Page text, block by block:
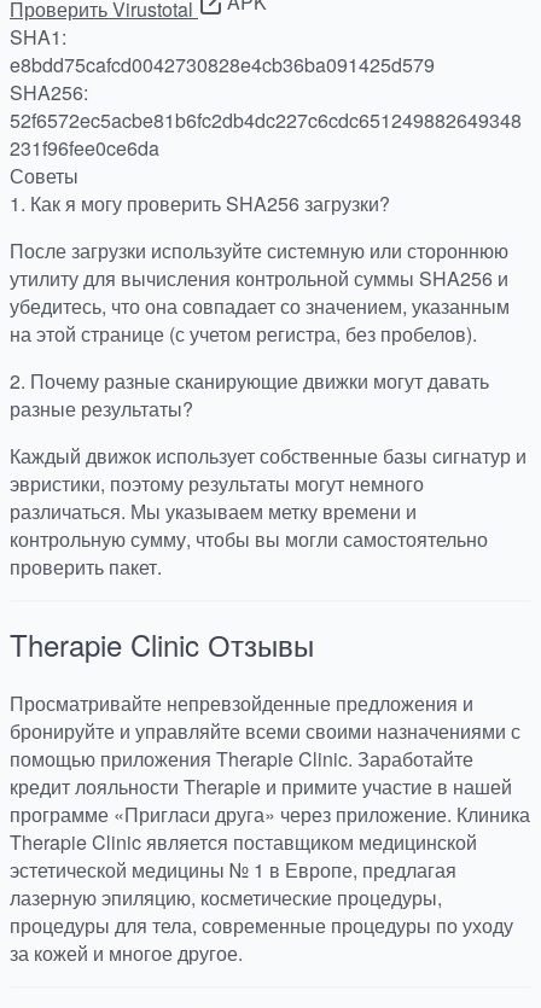
Проверить Virustotal
SHA1:
e8bdd75cafcd0042730828e4cb36ba091425d579
SHA256:
52f6572ec5acbe81b6fc2db4dc227c6cdc651249882649348
231f96fee0ce6da
Советы
1. Как я могу проверить SHA256 загрузки?
После загрузки используйте системную или стороннюю
утилиту для вычисления контрольной суммы SHA256 и
убедитесь, что она совпадает со значением, указанным
на этой странице (с учетом регистра, без пробелов).
2. Почему разные сканирующие движки могут давать
разные результаты?
Каждый движок использует собственные базы сигнатур и
эвристики, поэтому результаты могут немного
различаться. Мы указываем метку времени и
контрольную сумму, чтобы вы могли самостоятельно
проверить пакет.
Therapie Clinic Отзывы
Просматривайте непревзойденные предложения и
бронируйте и управляйте всеми своими назначениями с
помощью приложения Therapie Clinic. Заработайте
кредит лояльности Therapie и примите участие в нашей
программе «Пригласи друга» через приложение. Клиника
Therapie Clinic является поставщиком медицинской
эстетической медицины № 1 в Европе, предлагая
лазерную эпиляцию, косметические процедуры,
процедуры для тела, современные процедуры по уходу
за кожей и многое другое.